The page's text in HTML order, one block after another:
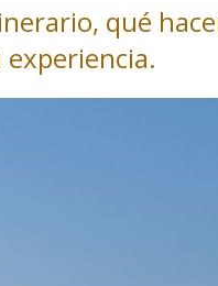
qué